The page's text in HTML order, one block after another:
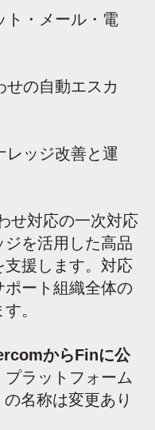
ト・メール・電
せの自動エスカ
レッジ改善と運
せ対応の一次対応
を活用した高品
支援します。対応
ート組織全体の
。
からFinに公
プラットフォーム
名称は変更あり